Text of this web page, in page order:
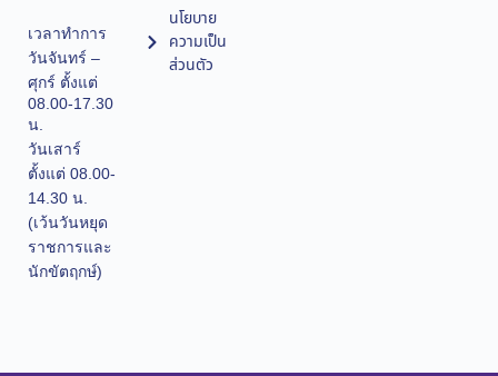
เวลาทำการ
วันจันทร์ –
ศุกร์ ตั้งแต่
08.00-17.30
น.
วันเสาร์
ตั้งแต่ 08.00-
14.30 น.
(เว้นวันหยุด
ราชการและ
นักขัตฤกษ์)
นโยบาย
ความเป็น
ส่วนตัว